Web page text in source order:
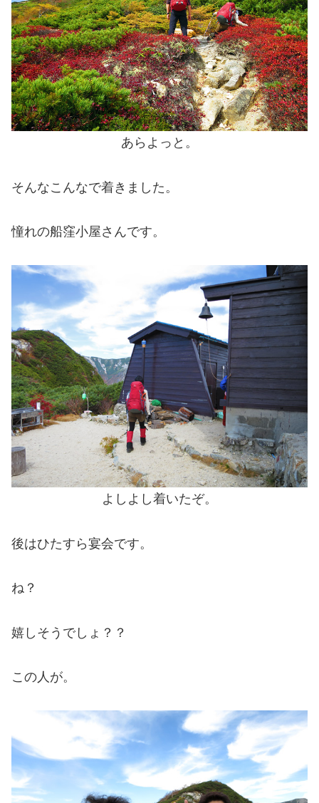
あらよっと。
そんなこんなで着きました。
憧れの船窪小屋さんです。
よしよし着いたぞ。
後はひたすら宴会です。
ね？
嬉しそうでしょ？？
この人が。